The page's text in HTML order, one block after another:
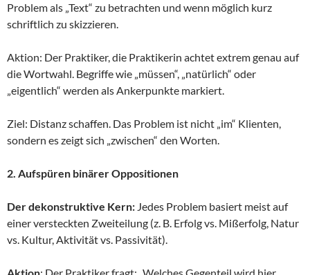
Problem als „Text“ zu betrachten und wenn möglich kurz
schriftlich zu skizzieren.
Aktion: Der Praktiker, die Praktikerin achtet extrem genau auf
die Wortwahl. Begriffe wie „müssen“, „natürlich“ oder
„eigentlich“ werden als Ankerpunkte markiert.
Ziel: Distanz schaffen. Das Problem ist nicht „im“ Klienten,
sondern es zeigt sich „zwischen“ den Worten.
2. Aufspüren binärer Oppositionen
Der dekonstruktive Kern: Jedes Problem basiert meist auf
einer versteckten Zweiteilung (z. B. Erfolg vs. Mißerfolg, Natur
vs. Kultur, Aktivität vs. Passivität).